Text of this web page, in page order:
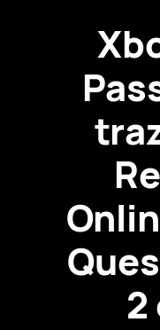
2